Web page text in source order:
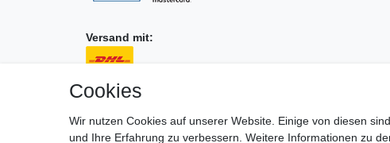
Versand mit:
Cookies
Wir nutzen Cookies auf unserer Website. Einige von diesen
und Ihre Erfahrung zu verbessern. Weitere Informationen zu